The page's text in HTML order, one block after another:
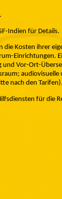
Indien für Details.
Kosten ihrer
Einrichtungen.
Vor-Ort-
nach den Tarifen).
für die